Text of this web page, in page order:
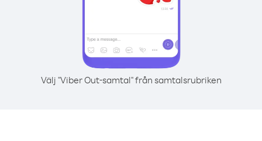
Välj "Viber Out-samtal" från samtalsrubriken